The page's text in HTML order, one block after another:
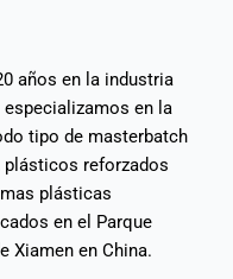
años en la industria
en la
tipo de masterbatch
reforzados
plásticas
en el Parque
Xiamen en China.